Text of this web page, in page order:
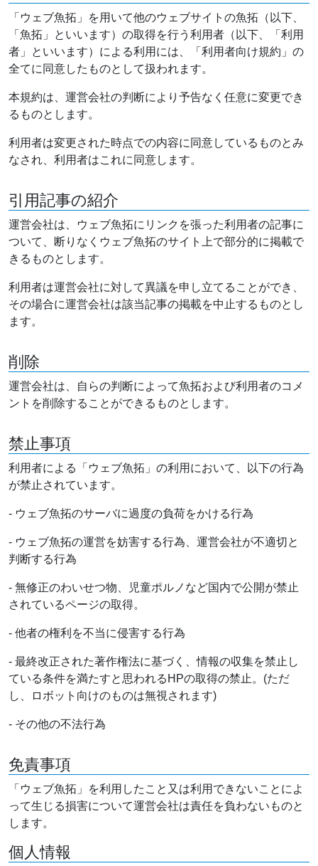
「ウェブ魚拓」を用いて他のウェブサイトの魚拓（以下、
「魚拓」といいます）の取得を行う利用者（以下、「利用
者」といいます）による利用には、「利用者向け規約」の
全てに同意したものとして扱われます。
本規約は、運営会社の判断により予告なく任意に変更でき
るものとします。
利用者は変更された時点での内容に同意しているものとみ
なされ、利用者はこれに同意します。
引用記事の紹介
運営会社は、ウェブ魚拓にリンクを張った利用者の記事に
ついて、断りなくウェブ魚拓のサイト上で部分的に掲載で
きるものとします。
利用者は運営会社に対して異議を申し立てることができ、
その場合に運営会社は該当記事の掲載を中止するものとし
ます。
削除
運営会社は、自らの判断によって魚拓および利用者のコメ
ントを削除することができるものとします。
禁止事項
利用者による「ウェブ魚拓」の利用において、以下の行為
が禁止されています。
- ウェブ魚拓のサーバに過度の負荷をかける行為
- ウェブ魚拓の運営を妨害する行為、運営会社が不適切と
判断する行為
- 無修正のわいせつ物、児童ポルノなど国内で公開が禁止
されているページの取得。
- 他者の権利を不当に侵害する行為
- 最終改正された著作権法に基づく、情報の収集を禁止し
ている条件を満たすと思われるHPの取得の禁止。(ただ
し、ロボット向けのものは無視されます)
- その他の不法行為
免責事項
「ウェブ魚拓」を利用したこと又は利用できないことによ
って生じる損害について運営会社は責任を負わないものと
します。
個人情報